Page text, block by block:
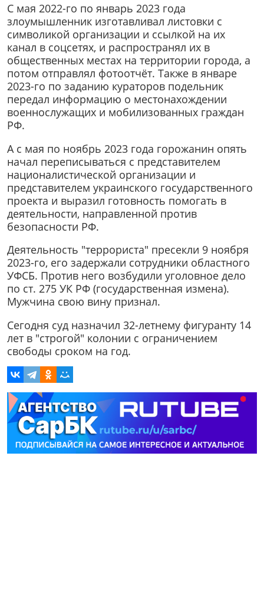
С мая 2022-го по январь 2023 года
злоумышленник изготавливал листовки с
символикой организации и ссылкой на их
канал в соцсетях, и распространял их в
общественных местах на территории города, а
потом отправлял фотоотчёт. Также в январе
2023-го по заданию кураторов подельник
передал информацию о местонахождении
военнослужащих и мобилизованных граждан
РФ.
А с мая по ноябрь 2023 года горожанин опять
начал переписываться с представителем
националистической организации и
представителем украинского государственного
проекта и выразил готовность помогать в
деятельности, направленной против
безопасности РФ.
Деятельность "террориста" пресекли 9 ноября
2023-го, его задержали сотрудники областного
УФСБ. Против него возбудили уголовное дело
по ст. 275 УК РФ (государственная измена).
Мужчина свою вину признал.
Сегодня суд назначил 32-летнему фигуранту 14
лет в "строгой" колонии с ограничением
свободы сроком на год.